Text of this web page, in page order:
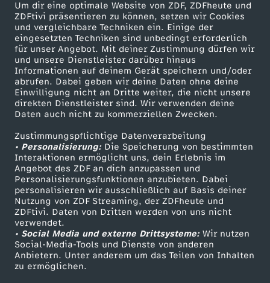
Um dir eine optimale Website von ZDF, ZDFheute und
ZDFtivi präsentieren zu können, setzen wir Cookies
und vergleichbare Techniken ein. Einige der
eingesetzten Techniken sind unbedingt erforderlich
für unser Angebot. Mit deiner Zustimmung dürfen wir
und unsere Dienstleister darüber hinaus
Informationen auf deinem Gerät speichern und/oder
abrufen. Dabei geben wir deine Daten ohne deine
Einwilligung nicht an Dritte weiter, die nicht unsere
direkten Dienstleister sind. Wir verwenden deine
Daten auch nicht zu kommerziellen Zwecken.
Zustimmungspflichtige Datenverarbeitung
• Personalisierung:Die Speicherung von bestimmten
Interaktionen ermöglicht uns, dein Erlebnis im
Angebot des ZDF an dich anzupassen und
Personalisierungsfunktionen anzubieten. Dabei
personalisieren wir ausschließlich auf Basis deiner
Nutzung von ZDF Streaming, der ZDFheute und
ZDFtivi. Daten von Dritten werden von uns nicht
verwendet.
• Social Media und externe Drittsysteme:Wir nutzen
Social-Media-Tools und Dienste von anderen
Anbietern. Unter anderem um das Teilen von Inhalten
zu ermöglichen.
n
b
e
r
g
z
u
m
n
e
Mehr ZDF
ZDF-Apps
Smart TV
ZDFtext
Livestreams
Sendungen A-Z
TV-Programm
Service
ZDFmitreden
Kontakt zum ZDF
Tickets
Zuschauerservice
Hilfe
ZDF Unternehmen
Karriere